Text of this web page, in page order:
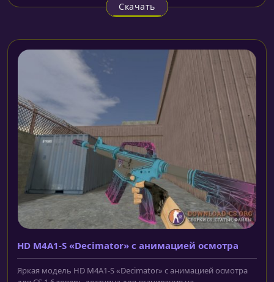
Скачать
HD M4A1-S «Decimator» с анимацией осмотра
Яркая модель HD M4A1-S «Decimator» с анимацией осмотра